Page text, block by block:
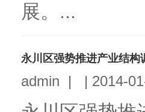
展。...
永川区强势推进产业结构
admin | | 2014-